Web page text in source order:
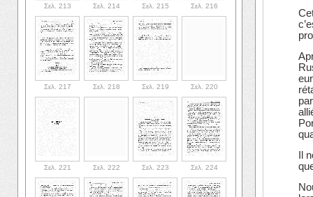
Σελ. 213 Σελ. 214 Σελ. 215 Σελ. 216
Σελ. 217 Σελ. 218 Σελ. 219 Σελ. 220
Σελ. 221 Σελ. 222 Σελ. 223 Σελ. 224
Il